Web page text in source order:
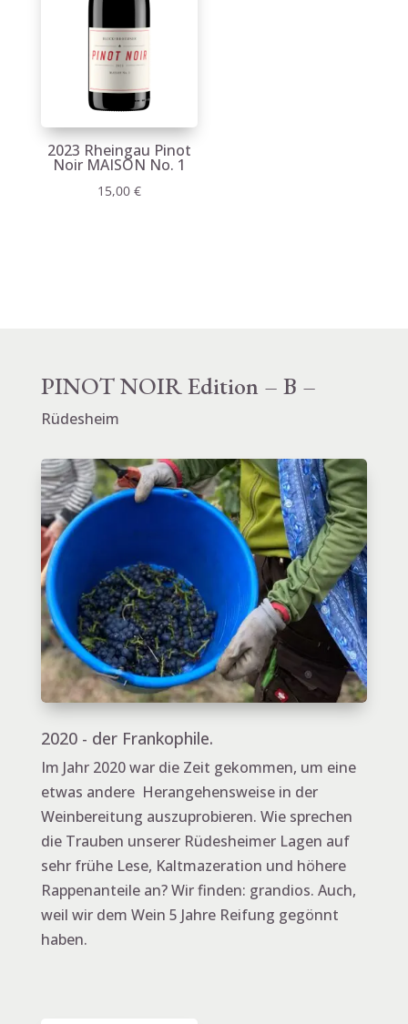
2023 Rheingau Pinot
Noir MAISON No. 1
15,00 €
PINOT NOIR Edition – B –
Rüdesheim
2020 - der Frankophile.
Im Jahr 2020 war die Zeit gekommen, um eine
etwas andere Herangehensweise in der
Weinbereitung auszuprobieren. Wie sprechen
die Trauben unserer Rüdesheimer Lagen auf
sehr frühe Lese, Kaltmazeration und höhere
Rappenanteile an? Wir finden: grandios. Auch,
weil wir dem Wein 5 Jahre Reifung gegönnt
haben.